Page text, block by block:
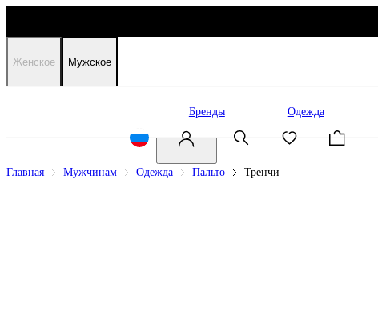
Женское Мужское
Бренды Одежда
Главная Мужчинам Одежда Пальто Тренчи